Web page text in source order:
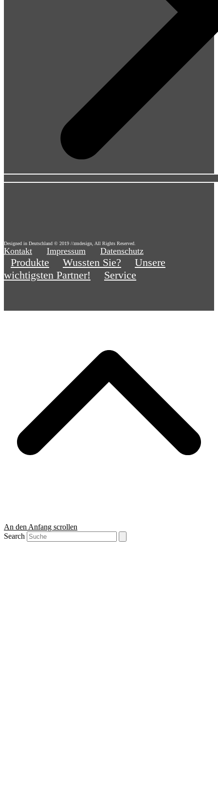
Designed in Deutschland © 2019 //zmdesign, All Rights Reserved.
Kontakt Impressum Datenschutz
Produkte Wussten Sie?
Unsere
wichtigsten Partner!
Service
An den Anfang scrollen
Search